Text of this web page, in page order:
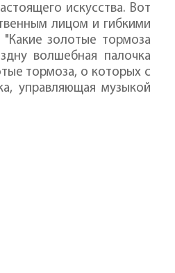
искусства. Вот
лицом и гибкими
золотые тормоза
волшебная палочка
тормоза, о которых с
управляющая музыкой